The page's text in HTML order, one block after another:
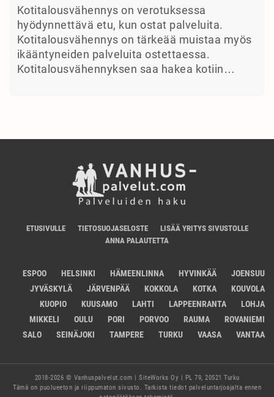
Kotitalousvähennys on verotuksessa
hyödynnettävä etu, kun ostat palveluita.
Kotitalousvähennys on tärkeää muistaa myös
ikääntyneiden palveluita ostettaessa.
Kotitalousvähennyksen saa hakea kotiin…
ETUSIVULLE TIETOSUOJASELOSTE
LISÄÄ YRITYS SIVUSTOLLE
ANNA PALAUTETTA
ESPOO HELSINKI HÄMEENLINNA HYVINKÄÄ
JOENSUU
JYVÄSKYLÄ
JÄRVENPÄÄ KOKKOLA KOTKA
KOUVOLA
KUOPIO
KUUSAMO LAHTI LAPPEENRANTA
LOHJA
MIKKELI
OULU PORI PORVOO RAUMA
ROVANIEMI
SALO
SEINÄJOKI TAMPERE TURKU VAASA VANTAA
2018-2026 © Vanhuspalvelut.com | SiteWorks Oy | PL 79, 20521 Turku
Tämä on puolueeton ja riippumaton sivusto. Tarkista tiedot palveluntarjoajalta ennen